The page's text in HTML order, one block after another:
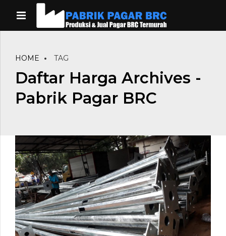
HOME TAG
Daftar Harga Archives -
Pabrik Pagar BRC